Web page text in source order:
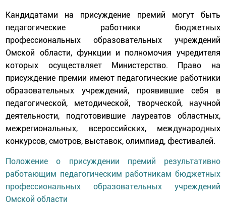
Кандидатами на присуждение премий могут быть
педагогические работники бюджетных
профессиональных образовательных учреждений
Омской области, функции и полномочия учредителя
которых осуществляет Министерство. Право на
присуждение премии имеют педагогические работники
образовательных учреждений, проявившие себя в
педагогической, методической, творческой, научной
деятельности, подготовившие лауреатов областных,
межрегиональных, всероссийских, международных
конкурсов, смотров, выставок, олимпиад, фестивалей.
Положение о присуждении премий результативно
работающим педагогическим работникам бюджетных
профессиональных образовательных учреждений
Омской области